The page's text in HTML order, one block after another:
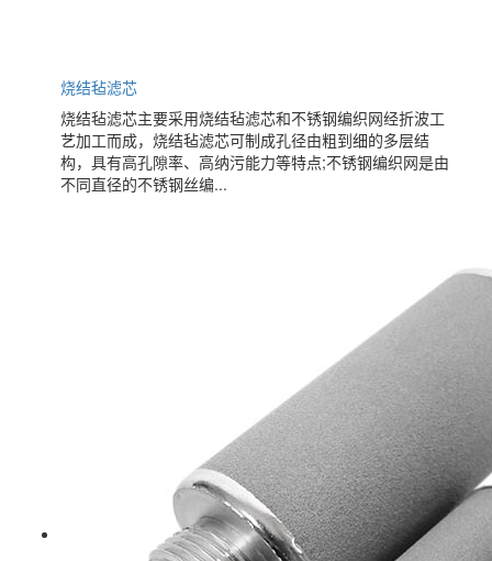
烧结毡滤芯
烧结毡滤芯主要采用烧结毡滤芯和不锈钢编织网经折波工
艺加工而成，烧结毡滤芯可制成孔径由粗到细的多层结
构，具有高孔隙率、高纳污能力等特点;不锈钢编织网是由
不同直径的不锈钢丝编...